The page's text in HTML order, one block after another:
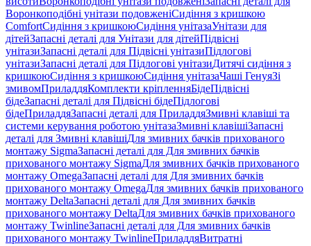
Воронкоподібні унітази подовженіСидіння з кришкою
ComfortСидіння з кришкоюСидіння унітазаУнітази для
дітейЗапасні деталі для Унітази для дітейПідвісні
унітазиЗапасні деталі для Підвісні унітазиПідлогові
унітазиЗапасні деталі для Підлогові унітазиДитячі сидіння з
кришкоюСидіння з кришкоюСидіння унітазаЧаші ГенуяЗі
змивомПриладдяКомплекти кріпленняБідеПідвісні
бідеЗапасні деталі для Підвісні бідеПідлогові
бідеПриладдяЗапасні деталі для ПриладдяЗмивні клавіші та
системи керування роботою унітазаЗмивні клавішіЗапасні
деталі для Змивні клавішіДля змивних бачків прихованого
монтажу SigmaЗапасні деталі для Для змивних бачків
прихованого монтажу SigmaДля змивних бачків прихованого
монтажу OmegaЗапасні деталі для Для змивних бачків
прихованого монтажу OmegaДля змивних бачків прихованого
монтажу DeltaЗапасні деталі для Для змивних бачків
прихованого монтажу DeltaДля змивних бачків прихованого
монтажу TwinlineЗапасні деталі для Для змивних бачків
прихованого монтажу TwinlineПриладдяВитратні